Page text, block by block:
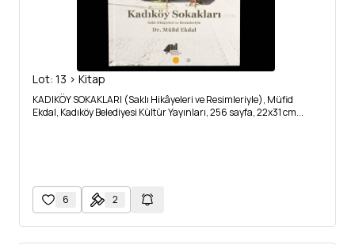
Lot: 13 > Kitap
KADIKÖY SOKAKLARI (Saklı Hikâyeleri ve Resimleriyle), Müfid
Ekdal, Kadıköy Belediyesi Kültür Yayınları, 256 sayfa, 22x31 cm...
6 2